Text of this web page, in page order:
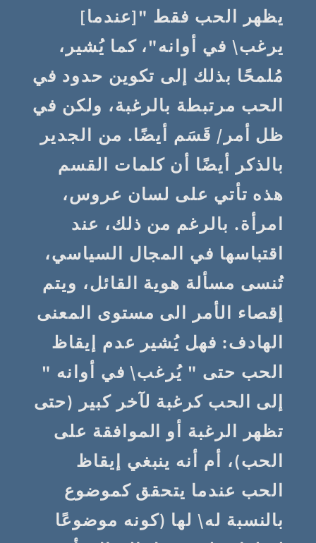
يظهر الحب فقط "[عندما]
يرغب\ في أوانه"، كما يُشير،
مُلمحًا بذلك إلى تكوين حدود في
الحب مرتبطة بالرغبة، ولكن في
ظل أمر/ قَسَم أيضًا. من الجدير
بالذكر أيضًا أن كلمات القسم
هذه تأتي على لسان عروس،
امرأة. بالرغم من ذلك، عند
اقتباسها في المجال السياسي،
تُنسى مسألة هوية القائل، ويتم
إقصاء الأمر الى مستوى المعنى
الهادف: فهل يُشير عدم إيقاظ
الحب حتى " يُرغب\ في أوانه "
إلى الحب كرغبة لآخر كبير (حتى
تظهر الرغبة أو الموافقة على
الحب)، أم أنه ينبغي إيقاظ
الحب عندما يتحقق كموضوع
بالنسبة له\ لها (كونه موضوعًا